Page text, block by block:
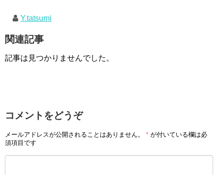
Y.tatsumi
関連記事
記事は見つかりませんでした。
コメントをどうぞ
メールアドレスが公開されることはありません。 * が付いている欄は必
須項目です